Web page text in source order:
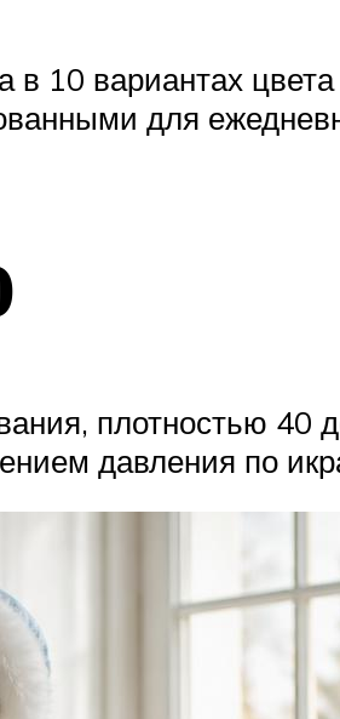
10 вариантах
для
плотностью
давления по